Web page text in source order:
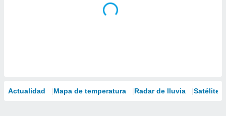
Actualidad Mapa de temperatura Radar de lluvia Satélites